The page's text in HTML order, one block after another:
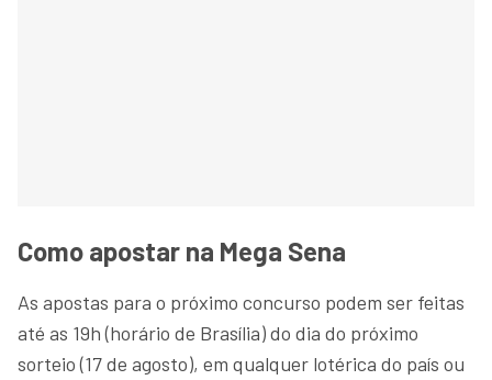
Como apostar na Mega Sena
As apostas para o próximo concurso podem ser feitas
até as 19h (horário de Brasília) do dia do próximo
sorteio (17 de agosto), em qualquer lotérica do país ou